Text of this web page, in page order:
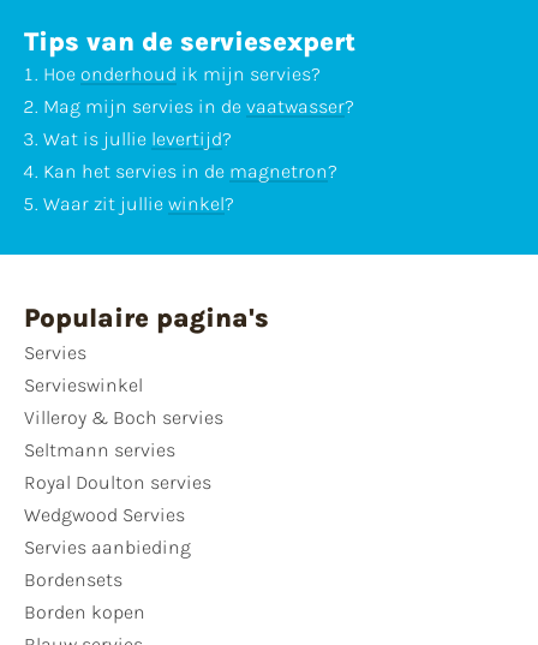
Tips van de serviesexpert
Hoe onderhoud ik mijn servies?
Mag mijn servies in de vaatwasser?
Wat is jullie levertijd?
Kan het servies in de magnetron?
Waar zit jullie winkel?
Populaire pagina's
Servies
Servieswinkel
Villeroy & Boch servies
Seltmann servies
Royal Doulton servies
Wedgwood Servies
Servies aanbieding
Bordensets
Borden kopen